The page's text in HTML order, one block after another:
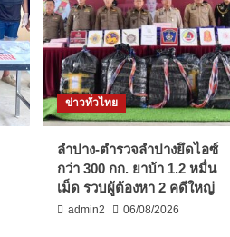
ข่าวทั่วไทย
ลำปาง-ตำรวจลำปางยึดไอซ์
กว่า 300 กก. ยาบ้า 1.2 หมื่น
เม็ด รวบผู้ต้องหา 2 คดีใหญ่
admin2 06/08/2026